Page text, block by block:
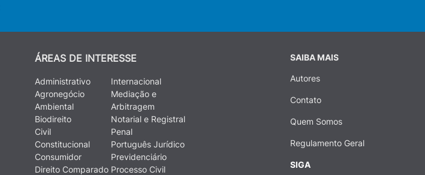
ÁREAS DE INTERESSE
Administrativo
Agronegócio
Ambiental
Biodireito
Civil
Constitucional
Consumidor
Direito Comparado
Internacional
Mediação e
Arbitragem
Notarial e Registral
Penal
Português Jurídico
Previdenciário
Processo Civil
SAIBA MAIS
Autores
Contato
Quem Somos
Regulamento Geral
SIGA